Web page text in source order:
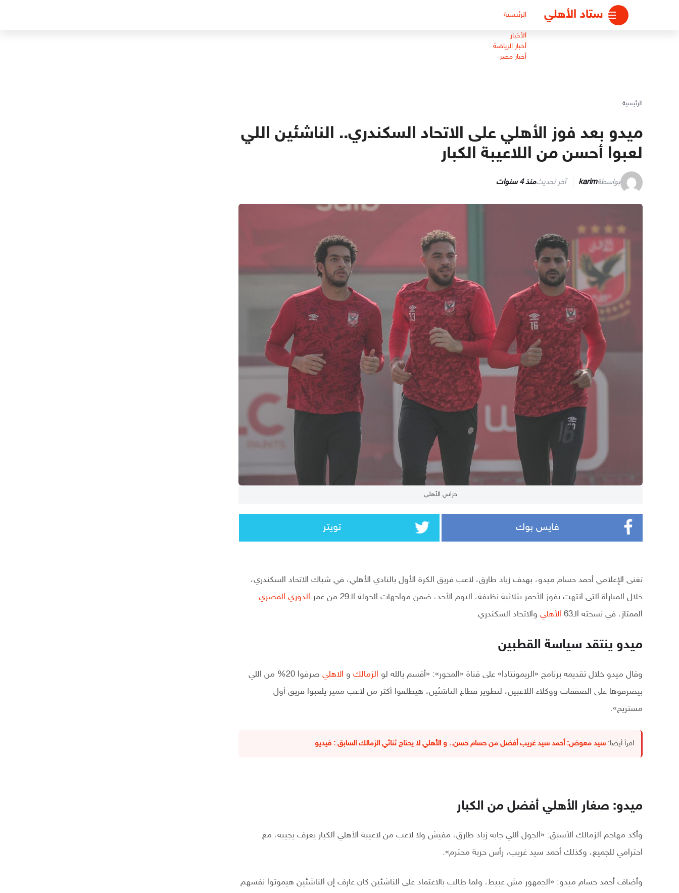
ستاد الأهلي الرئيسية
الأخبار
أخبار الرياضة
أخبار مصر
الرئيسية
ميدو بعد فوز الأهلي على الاتحاد السكندري.. الناشئين اللي
لعبوا أحسن من اللاعيبة الكبار
بواسطةkarim آخر تحديثمنذ 4 سنوات
حراس الأهلي
فايس بوك تويتر
تغنى الإعلامي أحمد حسام ميدو، بهدف زياد طارق، لاعب فريق الكرة الأول بالنادي الأهلي، في شباك الاتحاد السكندري،
خلال المباراة التي انتهت بفوز الأحمر بثلاثية نظيفة، اليوم الأحد، ضمن مواجهات الجولة الـ29 من عمر
الدوري المصري
الممتاز، في نسخته الـ63
الأهلي والاتحاد السكندري
ميدو ينتقد سياسة القطبين
وقال ميدو خلال تقديمه برنامج «الريمونتادا» على قناة «المحور»: «أقسم بالله لو الزمالك و الاهلي
صرفوا 20% من اللي
بيصرفوها على الصفقات ووكلاء اللاعبين، لتطوير قطاع الناشئين، هيطلعوا أكثر من لاعب مميز يلعبوا فريق أول
مستريح».
اقرأ أيضا: سيد معوض: أحمد سيد غريب أفضل من حسام حسن.. و الأهلي لا يحتاج ثنائي الزمالك السابق : فيديو
ميدو: صغار الأهلي أفضل من الكبار
وأكد مهاجم الزمالك الأسبق: «الجول اللي جابه زياد طارق، مفيش ولا لاعب من لاعيبة الأهلي الكبار يعرف يجيبه، مع
احترامي للجميع، وكذلك أحمد سيد غريب، رأس حربة محترم».
وأضاف أحمد حسام ميدو: «الجمهور مش عبيط، ولما طالب بالاعتماد على الناشئين كان عارف إن الناشئين هيموتوا نفسهم